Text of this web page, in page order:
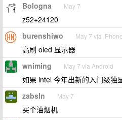
Bologna May 7
z52+24120
burenshiwo May 7 via iPhone
高刷 oled 显示器
wniming May 7 via Android
如果 intel 今年出新的入门级独
zabsln May 7
买个油烟机